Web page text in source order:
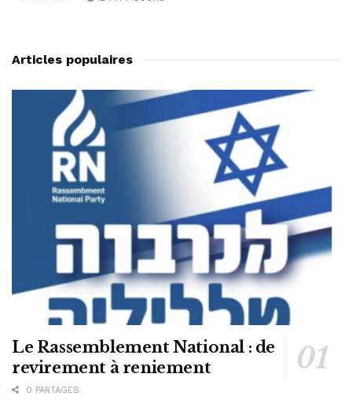
Articles populaires
Le Rassemblement National : de
revirement à reniement
0 PARTAGES